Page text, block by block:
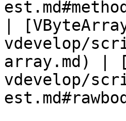
|
vdevelop/
array.md) |
vdevelop/